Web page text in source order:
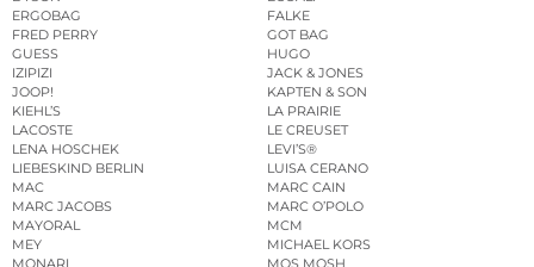
ERGOBAG
FALKE
FRED PERRY
GOT BAG
GUESS
HUGO
IZIPIZI
JACK & JONES
JOOP!
KAPTEN & SON
KIEHL’S
LA PRAIRIE
LACOSTE
LE CREUSET
LENA HOSCHEK
LEVI’S®
LIEBESKIND BERLIN
LUISA CERANO
MAC
MARC CAIN
MARC JACOBS
MARC O’POLO
MAYORAL
MCM
MEY
MICHAEL KORS
MONARI
MOS MOSH